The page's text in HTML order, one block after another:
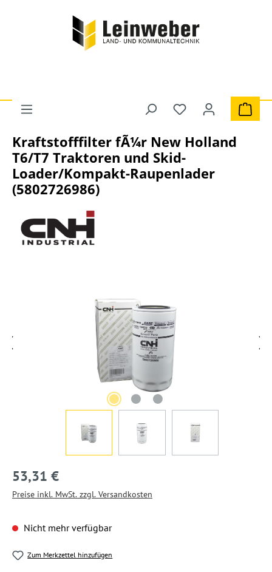
Zum Hauptinhalt springen
Du hast 0 Produkte
Traktoren Kraftstofffilter
Kraftstofffilter fÃ¼r New Holland
T6/T7 Traktoren und Skid-
Loader/Kompakt-Raupenlader
(5802726986)
53,31 €
Preise inkl. MwSt. zzgl. Versandkosten
Nicht mehr verfügbar
Zum Merkzettel hinzufügen